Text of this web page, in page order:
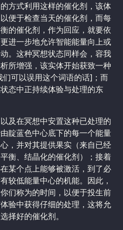
方式利用这样的催化剂，该体
便于检查当天的催化剂，而每
的催化剂，作为回应，就要依
进一步地允许智能能量向上或
。这种冥想状态同样会，容我
所增强，该实体开始获致一种
可以误用这个词语的话]；而
态中正持续体验与处理的东
及在冥想中安置这种已处理的
靛蓝色中心底下的每一个能量
，并对其提供果实（来自已经
衡、结晶化的催化剂）；接着
某个点上能够被激活，到了必
较低能量中心的机能。因此，
们称为的时间，以便于投生前
验中获得仔细的处理，这将允
择好的催化剂。